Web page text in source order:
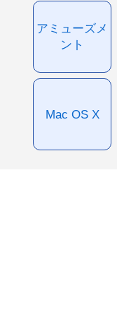
アミューズメ
ント
Mac OS X